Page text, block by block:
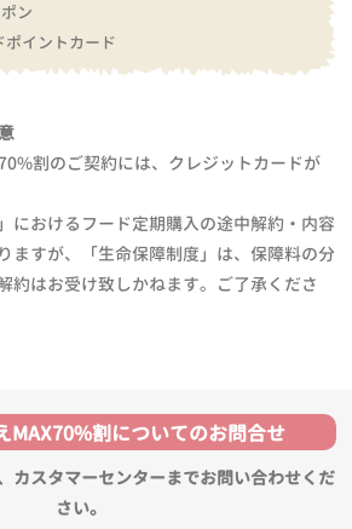
ン
ポイントカード
割のご契約には、クレジットカードが
におけるフード定期購入の途中解約・内容
ますが、「生命保障制度」は、保障料の分
約はお受け致しかねます。ご了承くださ
MAX70%割についてのお問合せ
カスタマーセンターまでお問い合わせくだ
さい。